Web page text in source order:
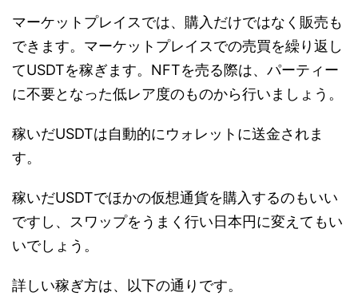
マーケットプレイスでは、購入だけではなく販売も
できます。マーケットプレイスでの売買を繰り返し
てUSDTを稼ぎます。NFTを売る際は、パーティー
に不要となった低レア度のものから行いましょう。
稼いだUSDTは自動的にウォレットに送金されま
す。
稼いだUSDTでほかの仮想通貨を購入するのもいい
ですし、スワップをうまく行い日本円に変えてもい
いでしょう。
詳しい稼ぎ方は、以下の通りです。